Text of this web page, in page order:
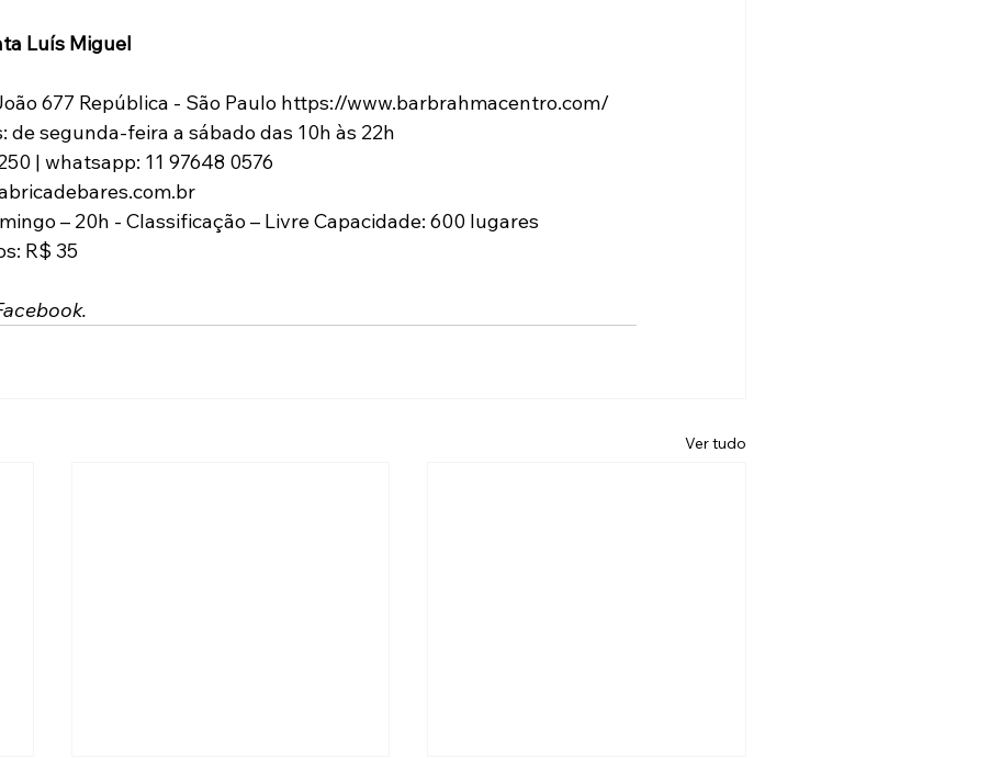
Luís Miguel
677 República - São Paulo https://www.barbrahmacentro.com/
de segunda-feira a sábado das 10h às 22h
| whatsapp: 11 97648 0576
– 20h - Classificação – Livre Capacidade: 600 lugares
R$ 35
Ver tudo